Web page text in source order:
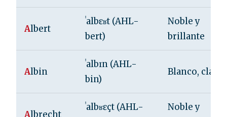
Albert
ˈalbɛʁt (AHL-
bert)
Noble y
brillante
Albin
ˈalbɪn (AHL-
bin)
Blanco, claro
Albrecht
ˈalbʁɛçt (AHL-
Noble y